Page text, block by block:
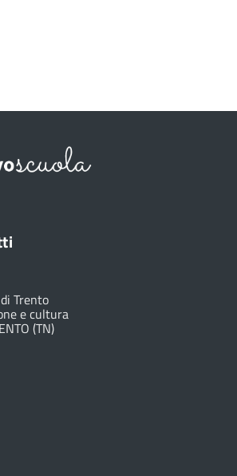
Trento
e cultura
(TN)